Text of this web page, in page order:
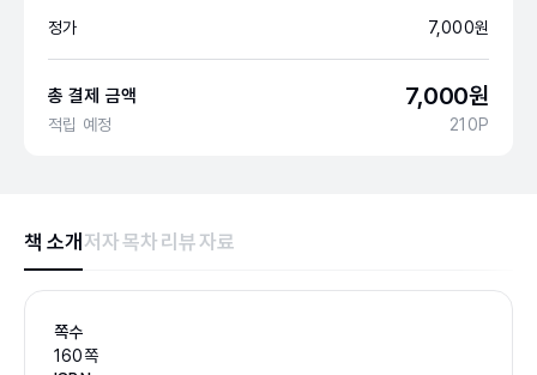
정가 7,000원
총 결제 금액 7,000원
적립 예정 210P
책 소개 저자목차 리뷰 자료
쪽수
160쪽